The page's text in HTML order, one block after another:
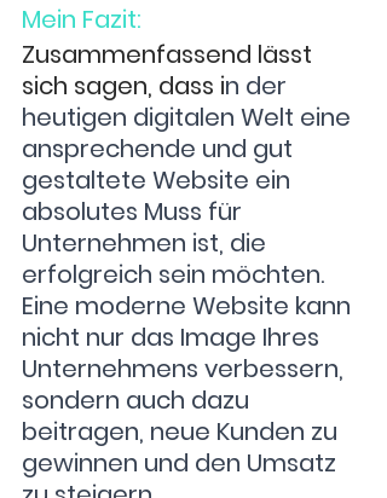
Mein Fazit:
Zusammenfassend lässt
sich sagen, dass in der
heutigen digitalen Welt eine
ansprechende und gut
gestaltete Website ein
absolutes Muss für
Unternehmen ist, die
erfolgreich sein möchten.
Eine moderne Website kann
nicht nur das Image Ihres
Unternehmens verbessern,
sondern auch dazu
beitragen, neue Kunden zu
gewinnen und den Umsatz